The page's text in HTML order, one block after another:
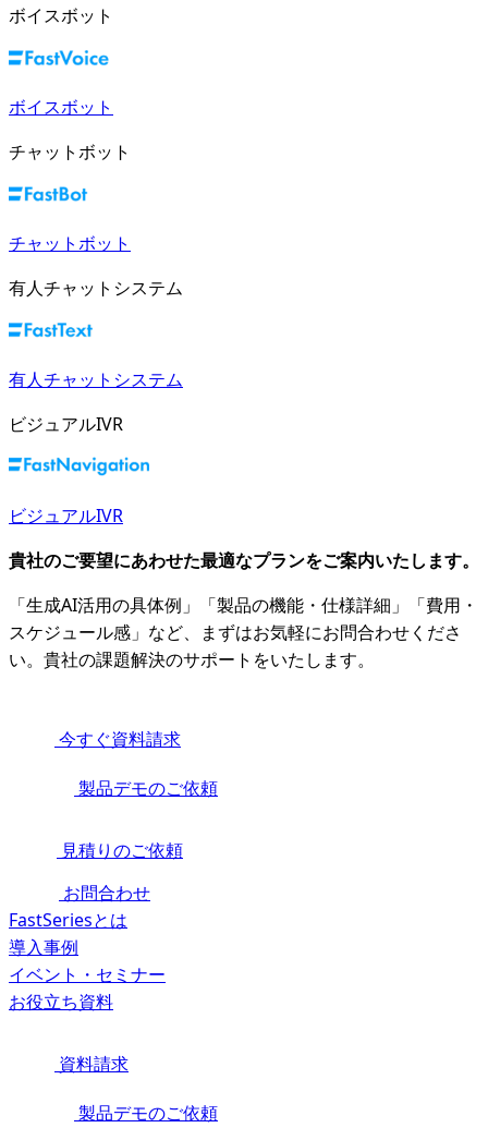
ボイスボット
ボイスボット
チャットボット
チャットボット
有人チャットシステム
有人チャットシステム
ビジュアルIVR
ビジュアルIVR
貴社のご要望にあわせた最適なプランをご案内いたします。
「生成AI活用の具体例」「製品の機能・仕様詳細」「費用・
スケジュール感」など、まずはお気軽にお問合わせくださ
い。貴社の課題解決のサポートをいたします。
今すぐ資料請求
製品デモのご依頼
見積りのご依頼
お問合わせ
FastSeriesとは
導入事例
イベント・セミナー
お役立ち資料
資料請求
製品デモのご依頼